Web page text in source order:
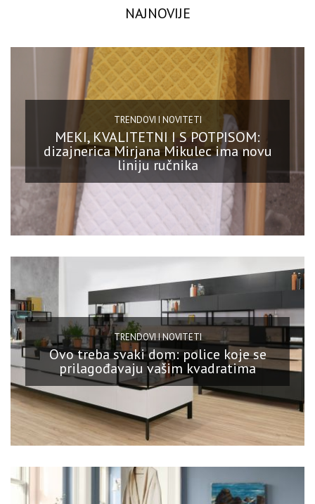
NAJNOVIJE
TRENDOVI I NOVITETI
MEKI, KVALITETNI I S POTPISOM:
dizajnerica Mirjana Mikulec ima novu
liniju ručnika
TRENDOVI I NOVITETI
Ovo treba svaki dom: police koje se
prilagođavaju vašim kvadratima